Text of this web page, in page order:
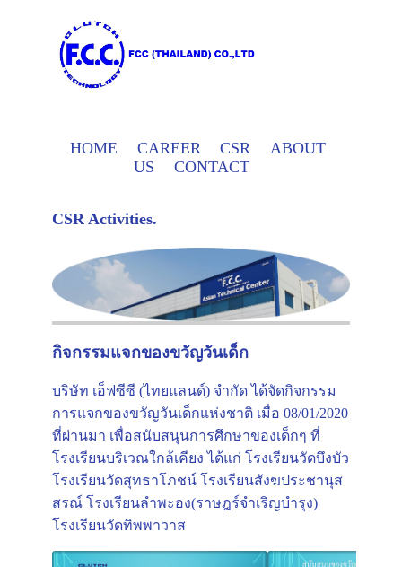
HOME CAREER CSR
ABOUT
US
CONTACT
CSR Activities.
กิจกรรมแจกของขวัญวันเด็ก
บริษัท เอ็ฟซีซี (ไทยแลนด์) จำกัด ได้จัดกิจกรรม
การแจกของขวัญวันเด็กแห่งชาติ เมื่อ 08/01/2020
ที่ผ่านมา เพื่อสนับสนุนการศึกษาของเด็กๆ ที่
โรงเรียนบริเวณใกล้เคียง ได้แก่ โรงเรียนวัดบึงบัว
โรงเรียนวัดสุทธาโภชน์ โรงเรียนสังฆประชานุส
สรณ์ โรงเรียนลำพะอง(ราษฎร์จำเริญบำรุง)
โรงเรียนวัดทิพพาวาส